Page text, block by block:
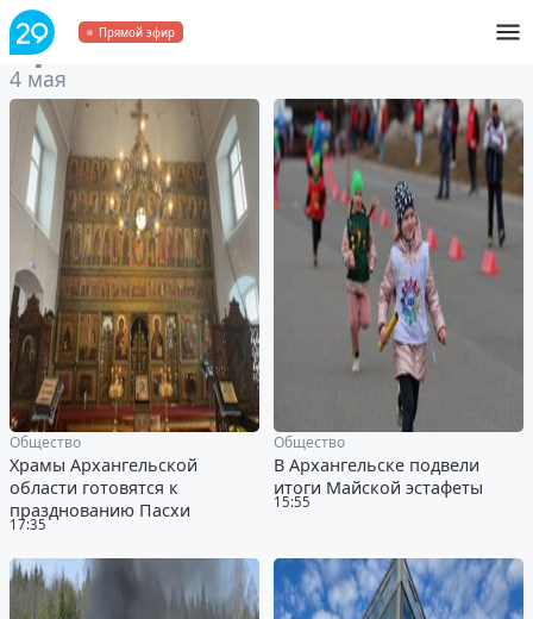
Прямой эфир
Архивза 4 мая 2024
4 мая
17:35
Общество
Храмы Архангельской
области готовятся к
празднованию Пасхи
15:55
Общество
В Архангельске подвели
итоги Майской эстафеты